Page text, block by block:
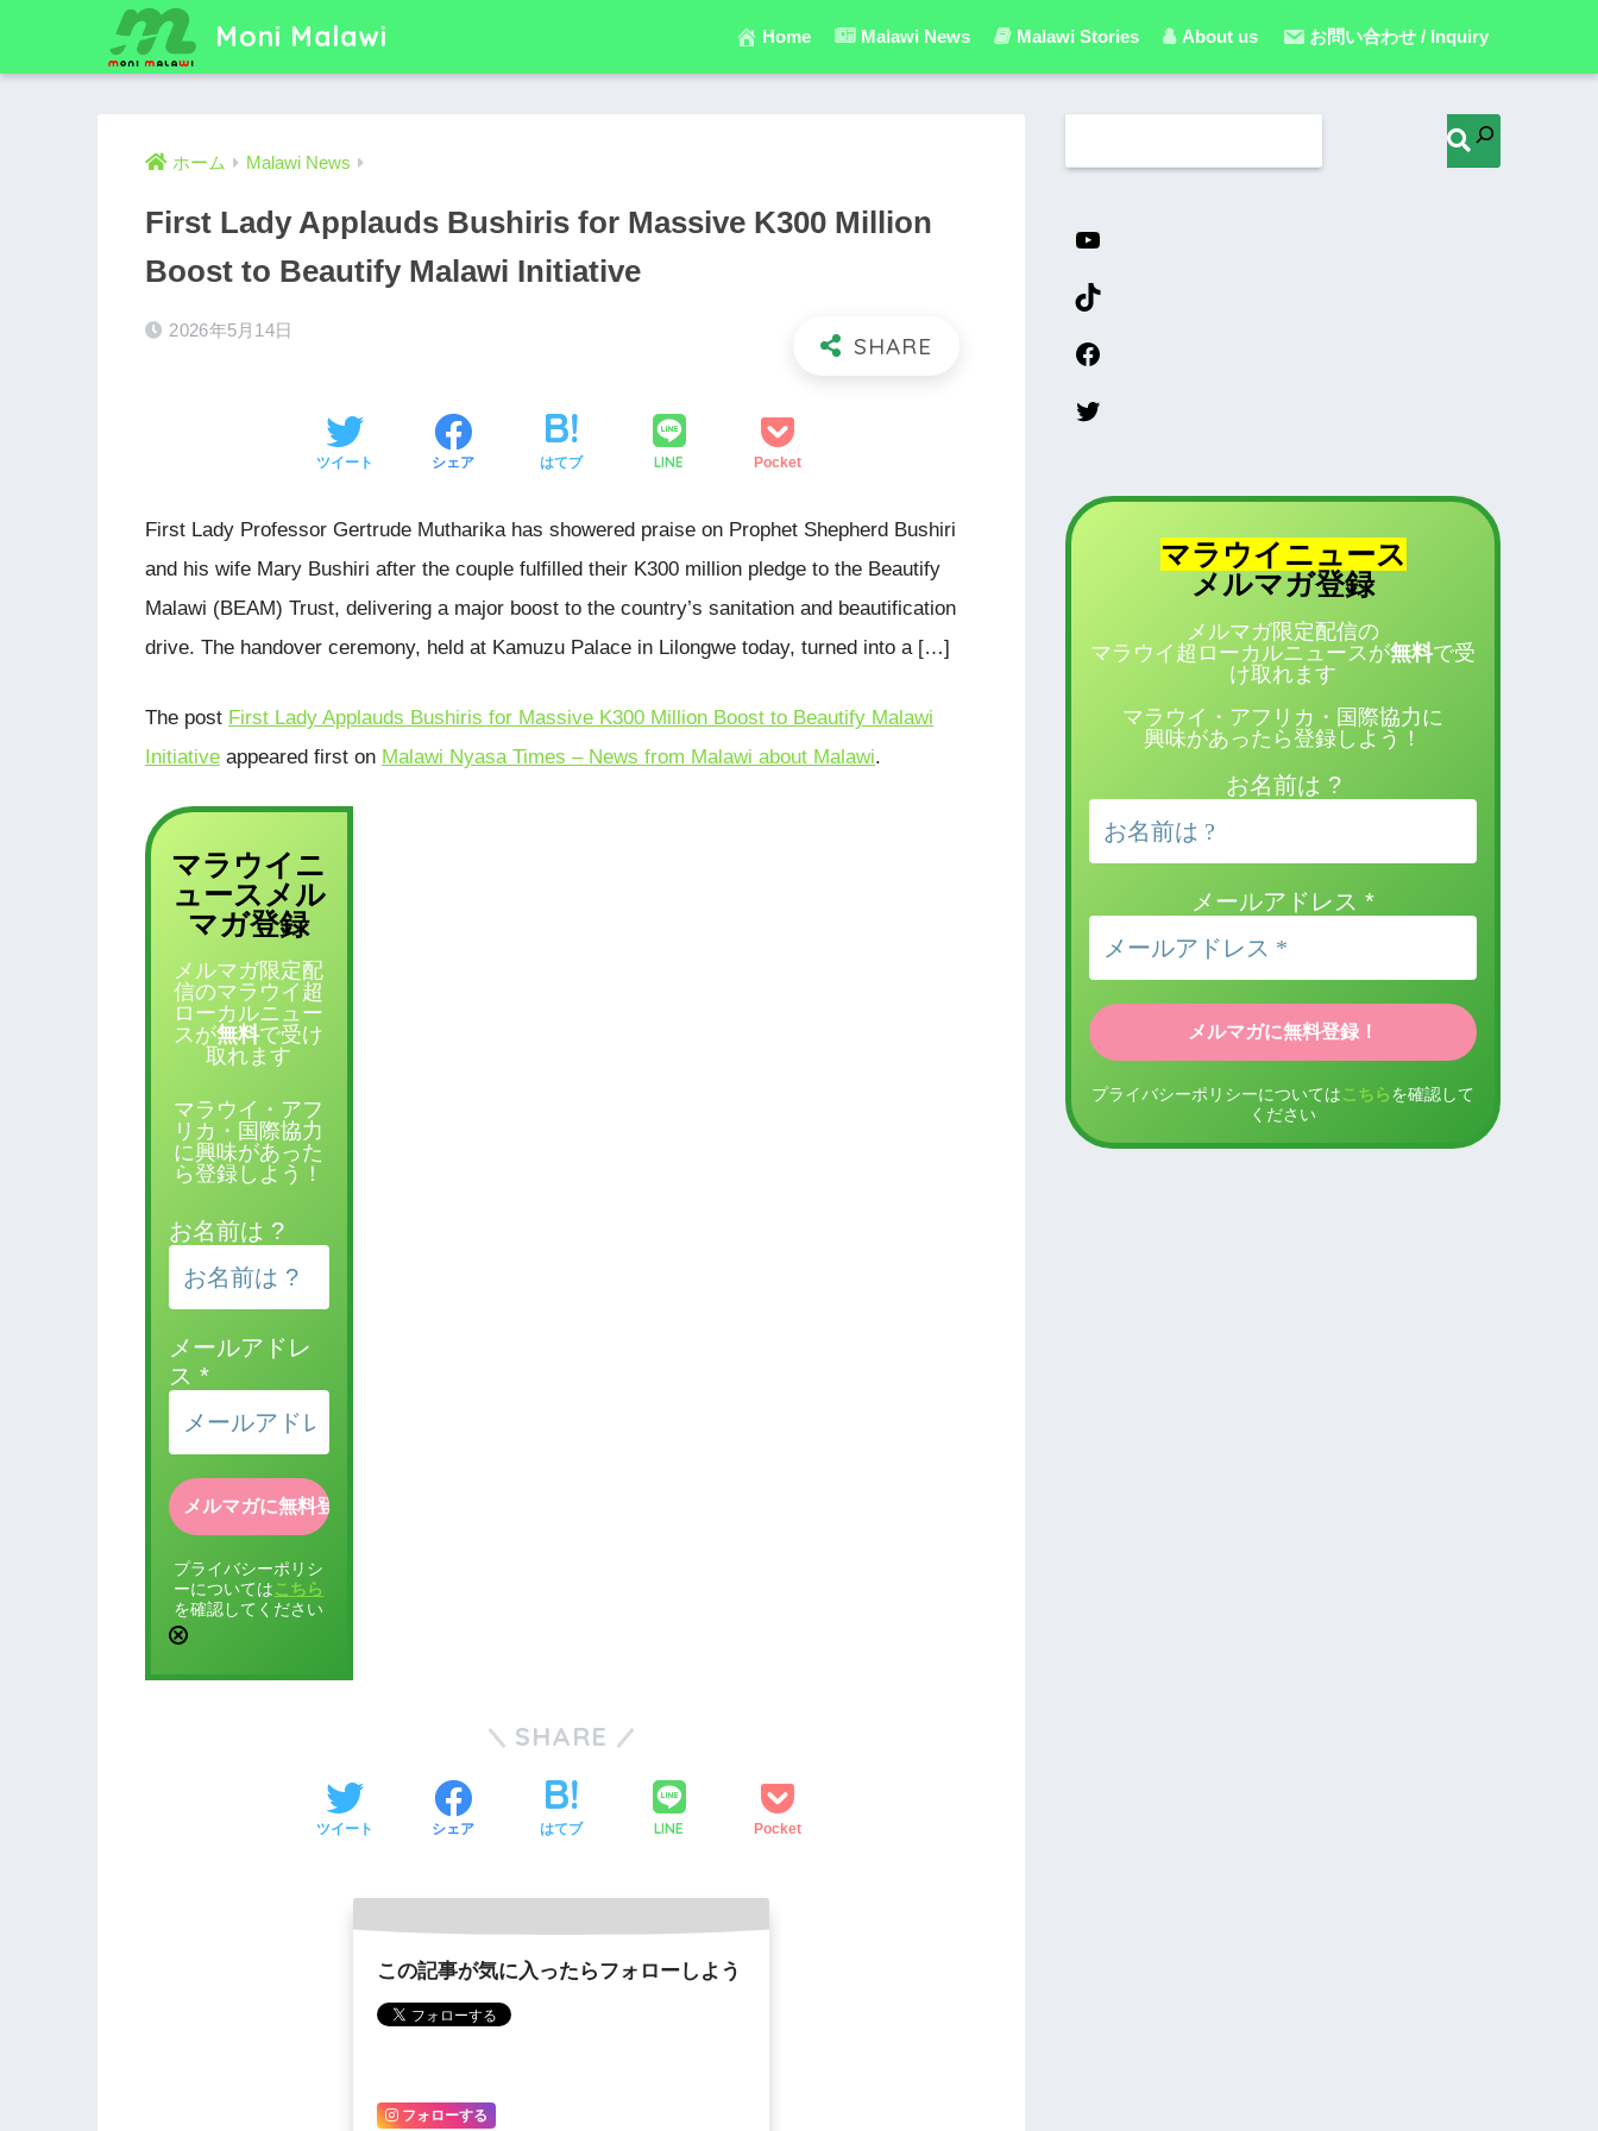
Moni Malawi Home Malawi News Malawi Stories About us お問い合わせ / Inquiry
ホーム Malawi News
First Lady Applauds Bushiris for Massive K300 Million
Boost to Beautify Malawi Initiative
2026年5月14日
ツイート シェア はてブ LINE Pocket
First Lady Professor Gertrude Mutharika has showered praise on Prophet Shepherd Bushiri
and his wife Mary Bushiri after the couple fulfilled their K300 million pledge to the Beautify
Malawi (BEAM) Trust, delivering a major boost to the country’s sanitation and beautification
drive. The handover ceremony, held at Kamuzu Palace in Lilongwe today, turned into a […]
The post First Lady Applauds Bushiris for Massive K300 Million Boost to Beautify Malawi
Initiative appeared first on Malawi Nyasa Times – News from Malawi about Malawi.
マラウイニ
ュース メル
マガ登録
メルマガ限定配
信のマラウイ超
ローカルニュー
スが無料で受け
取れます
マラウイ・アフ
リカ・国際協力
に興味があった
ら登録しよう！
お名前は ?
メールアドレ
ス *
プライバシーポリシ
ーについては こちら
を確認してください
SHARE
ツイート シェア はてブ LINE Pocket
この記事が気に入ったらフォローしよう
フォローする
マラウイニュース
メルマガ登録
メルマガ限定配信の
マラウイ超ローカルニュースが無料で受
け取れます
マラウイ・アフリカ・国際協力に
興味があったら登録しよう！
お名前は ?
メールアドレス*
プライバシーポリシーについては こちら を確認して
ください